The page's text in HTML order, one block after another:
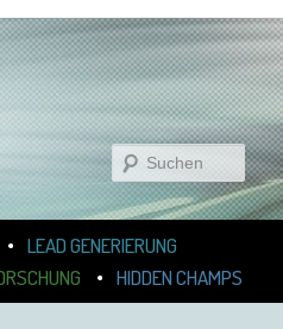
Suchen
LEAD GENERIERUNG
HIDDEN CHAMPS